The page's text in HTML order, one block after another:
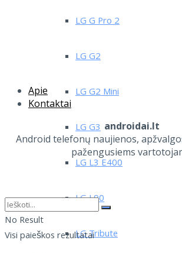
LG G Pro 2
LG G2
LG G2 Mini
LG G3
LG L3 E400
LG L90
LG Tribute
Apie
Kontaktai
androidai.lt
Android telefonų naujienos,
pažengusiems
No Result
Visi paieškos rezultatai